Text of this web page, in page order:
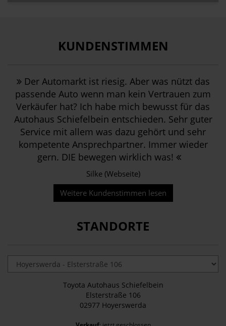
KUNDENSTIMMEN
Der Automarkt ist riesig. Aber was nützt das
passende Auto wenn man kein Vertrauen zum
Verkäufer hat? Ich habe mich bewusst für das
Autohaus Schiefelbein entschieden. Sehr guter
Service mit allem was dazu gehört und sehr
kompetente Ansprechpartner. Immer wieder
gern. DIE bewegen wirklich was!
Silke (Webseite)
Weitere Kundenstimmen lesen
STANDORTE
Toyota Autohaus Schiefelbein
Elsterstraße 106
02977 Hoyerswerda